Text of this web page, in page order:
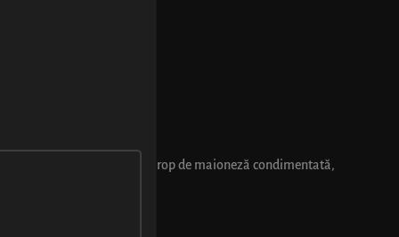
dulce-acrișoară, și un strop de maioneză condimentată,